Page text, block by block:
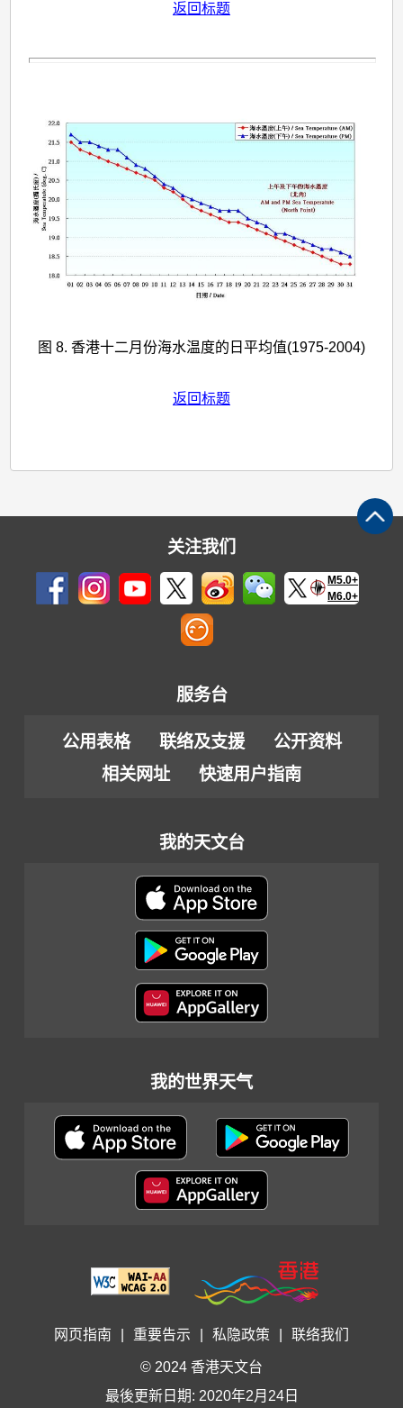
返回标题
图 8. 香港十二月份海水温度的日平均值(1975-2004)
返回标题
关注我们
M5.0+
M6.0+
服务台
公用表格 联络及支援
公开资料
相关网址
快速用户指南
我的天文台
我的世界天气
网页指南 重要告示 私隐政策 联络我们
© 2024 香港天文台
最後更新日期: 2020年2月24日